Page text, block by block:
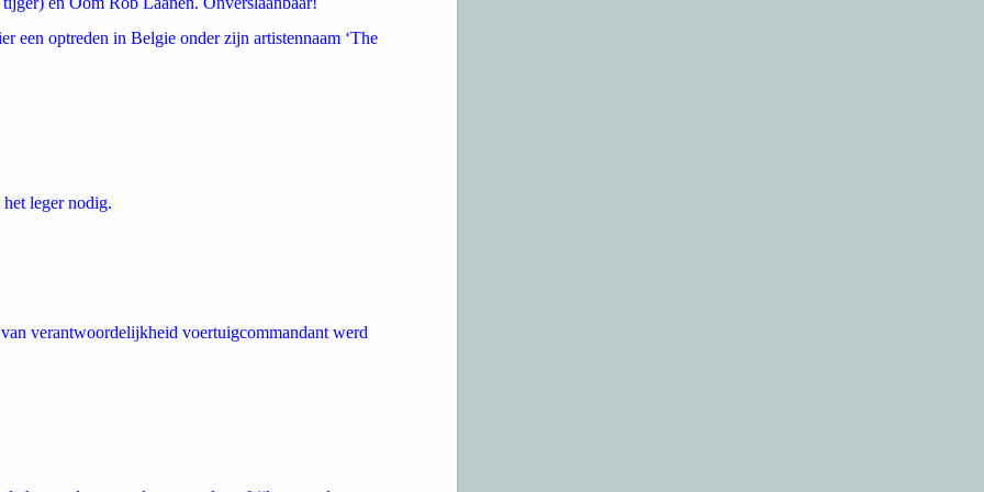
een optreden in Belgie onder zijn artistennaam ‘The
leger nodig.
verantwoordelijkheid voertuigcommandant werd